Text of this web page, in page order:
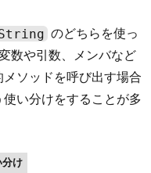
のどちらを使っ
数や引数、メンバなど
メソッドを呼び出す場合
使い分けをすることが多
け